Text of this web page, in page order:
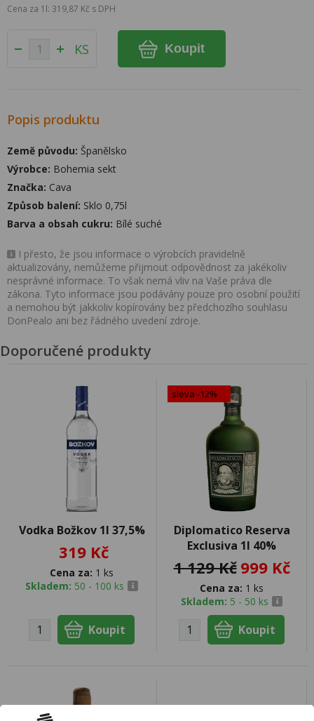
Cena za 1l: 319,87 Kč s DPH
KS Koupit
Popis produktu
Země původu: Španělsko
Výrobce: Bohemia sekt
Značka: Cava
Způsob balení: Sklo 0,75l
Barva a obsah cukru: Bílé suché
I přesto, že jsou informace o výrobcích pravidelně
aktualizovány, nemůžeme přijmout odpovědnost za jakékoliv
nesprávné informace. To však nemá vliv na Vaše práva dle
zákona. Tyto informace jsou podávány pouze pro osobní použití
a nemohou být jakkoliv kopírovány bez předchozího souhlasu
DonPealo ani bez řádného uvedení zdroje.
Doporučené produkty
Vodka Božkov 1l 37,5%
319 Kč
Cena za: 1 ks
Skladem: 50 - 100 ks
sleva -12%
Diplomatico Reserva
Exclusiva 1l 40%
1 129 Kč 999 Kč
Cena za: 1 ks
Skladem: 5 - 50 ks